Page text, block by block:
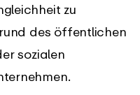
zu
des öffentlichen
sozialen